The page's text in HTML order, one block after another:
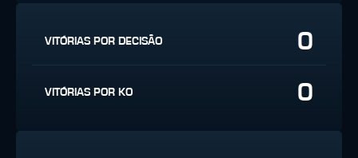
VITÓRIAS POR DECISÃO 0
VITÓRIAS POR KO 0